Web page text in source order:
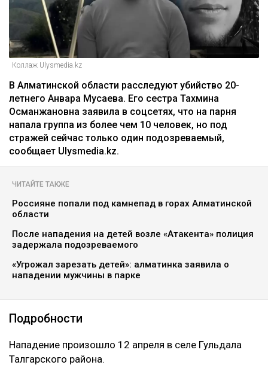
Коллаж Ulysmedia.kz
В Алматинской области расследуют убийство 20-
летнего Анвара Мусаева. Его сестра Тахмина
Османжановна заявила в соцсетях, что на парня
напала группа из более чем 10 человек, но под
стражей сейчас только один подозреваемый,
сообщает Ulysmedia.kz.
ЧИТАЙТЕ ТАКЖЕ
Россияне попали под камнепад в горах Алматинской
области
После нападения на детей возле «Атакента» полиция
задержала подозреваемого
«Угрожал зарезать детей»: алматинка заявила о
нападении мужчины в парке
Подробности
Нападение произошло 12 апреля в селе Гульдала
Талгарского района.